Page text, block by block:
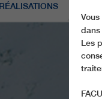
RÉALISATIONS
Les